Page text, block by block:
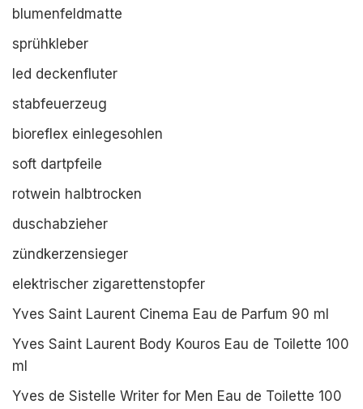
blumenfeldmatte
sprühkleber
led deckenfluter
stabfeuerzeug
bioreflex einlegesohlen
soft dartpfeile
rotwein halbtrocken
duschabzieher
zündkerzensieger
elektrischer zigarettenstopfer
Yves Saint Laurent Cinema Eau de Parfum 90 ml
Yves Saint Laurent Body Kouros Eau de Toilette 100
ml
Yves de Sistelle Writer for Men Eau de Toilette 100